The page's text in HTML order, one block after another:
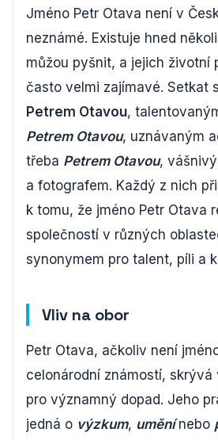
Jméno Petr Otava není v
neznámé. Existuje hned
můžou pyšnit, a jejich životní
často velmi zajímavé. Setkat
Petrem Otavou,
Petrem Otavou, uznávaným
třeba Petrem Otavou,
a fotografem. Každý z nich
k tomu, že jméno Petr Otava
společností v různých
synonymem pro talent, píli a
Vliv na obor
Petr Otava, ačkoliv není
celonárodní známostí, skrývá
pro významný dopad. Jeho
jedná o výzkum, uměnínebo